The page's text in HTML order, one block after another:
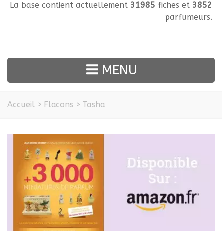
La base contient actuellement 31985 fiches et 3852
parfumeurs.
MENU
Accueil > Flacons > Tasha